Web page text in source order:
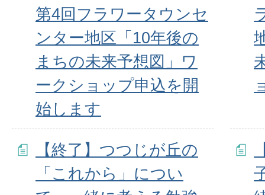
第4回フラワータウンセ
ンター地区「10年後の
まちの未来予想図」ワ
ークショップ申込を開
始します
【終了】つつじが丘の
「これから」につい